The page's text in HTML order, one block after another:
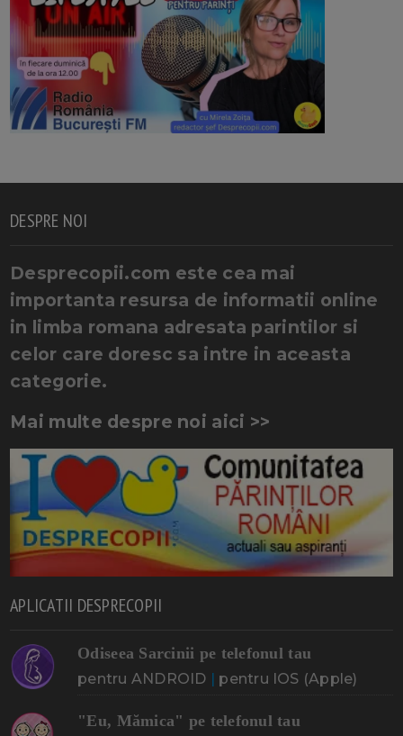
DESPRE NOI
Desprecopii.com este cea mai
importanta resursa de informatii online
in limba romana adresata parintilor si
celor care doresc sa intre in aceasta
categorie.
Mai multe despre noi aici >>
APLICATII DESPRECOPII
Odiseea Sarcinii pe telefonul tau
pentru ANDROID | pentru IOS (Apple)
"Eu, Mămica" pe telefonul tau